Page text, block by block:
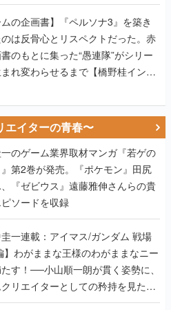
のもとに集った“愚連隊”がシリー
まれ変わらせるまで【橋野桂インタ
】
エイターの青春〜
のゲーム業界取材マンガ『若ゲの
第2巻が発売。『ポケモン』田尻
『ゼビウス』遠藤雅伸さんらの貴
ソードを収録
一連載：アイマス/ガンダム 戦場
】わがままな王様のわがままなニー
す！──小山順一朗が貫く姿勢に、
クリエイターとしての矜持を見た
いたり最終回】
一連載：バーチャファイター編】
3D表現のために、軍事技術を採り
」世界情勢を味方につけて、ゲー